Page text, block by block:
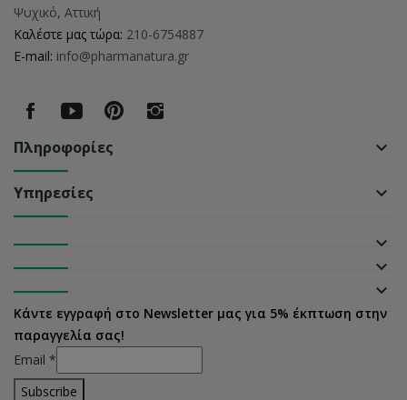
Ψυχικό, Αττική
Καλέστε μας τώρα: 210-6754887
E-mail: info@pharmanatura.gr
Πληροφορίες keyboard_arrow_down
Υπηρεσίες keyboard_arrow_down
keyboard_arrow_down
keyboard_arrow_down
keyboard_arrow_down
Κάντε εγγραφή στο Newsletter μας για 5% έκπτωση στην
παραγγελία σας!
Email *